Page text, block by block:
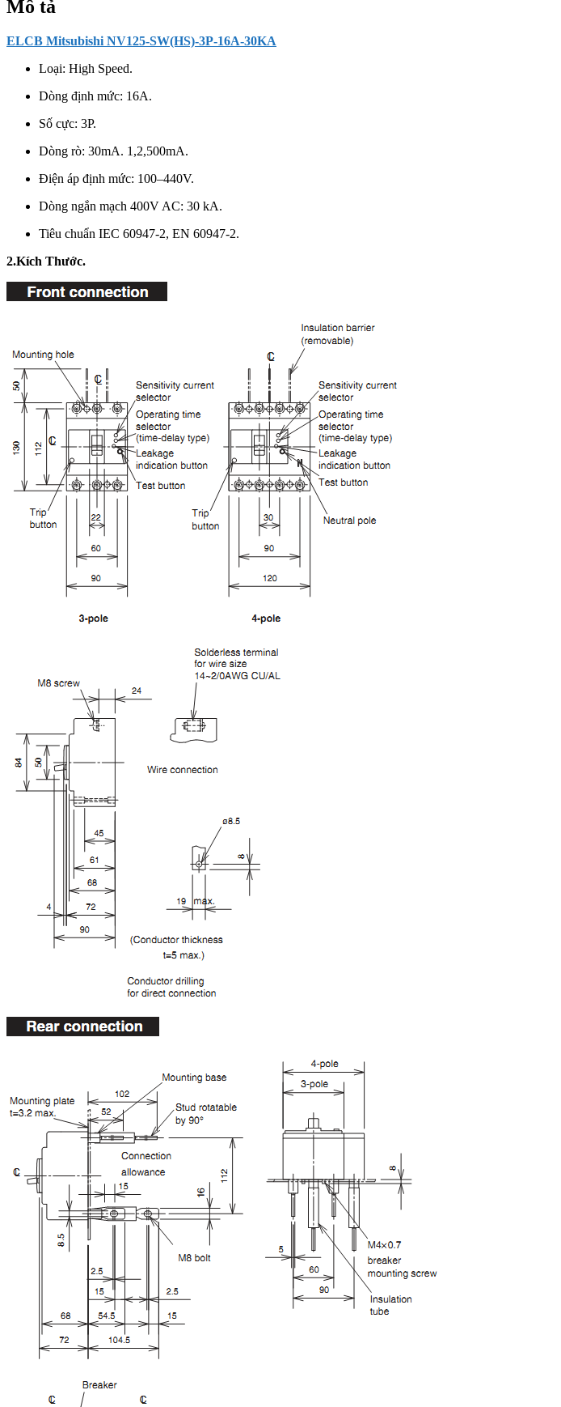
Mô tả
ELCB Mitsubishi NV125-SW(HS)-3P-16A-30KA
Loại: High Speed.
Dòng định mức: 16A.
Số cực: 3P.
Dòng rò: 30mA. 1,2,500mA.
Điện áp định mức: 100–440V.
Dòng ngắn mạch 400V AC: 30 kA.
Tiêu chuẩn IEC 60947-2, EN 60947-2.
2.Kích Thước.